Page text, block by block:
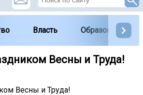
Власть Образование
Весны и Труда!
Весны и Труда!